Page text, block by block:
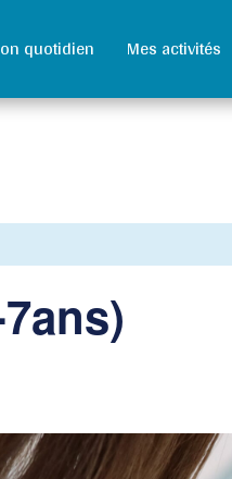
quotidien Mes activités